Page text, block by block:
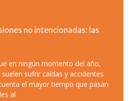
no intencionadas: las
en ningún momento del año,
sufrir caídas y accidentes
el mayor tiempo que pasan
al